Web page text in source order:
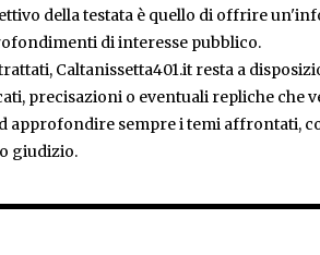
della testata è quello di offrire
di interesse pubblico.
Caltanissetta401.it resta a
precisazioni o eventuali repliche che
approfondire sempre i temi affrontati,
giudizio.